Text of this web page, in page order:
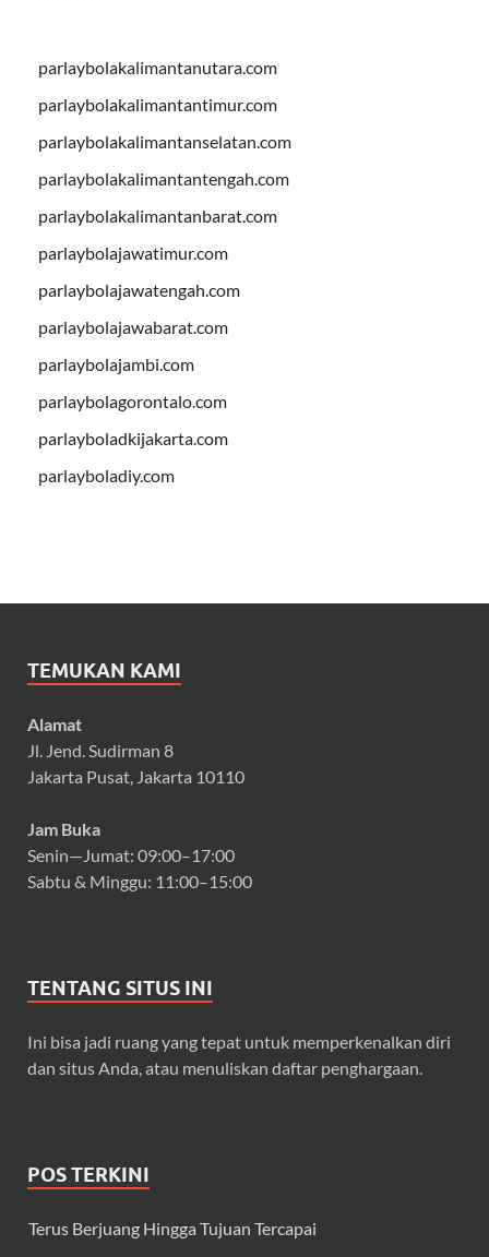
parlaybolakalimantanutara.com
parlaybolakalimantantimur.com
parlaybolakalimantanselatan.com
parlaybolakalimantantengah.com
parlaybolakalimantanbarat.com
parlaybolajawatimur.com
parlaybolajawatengah.com
parlaybolajawabarat.com
parlaybolajambi.com
parlaybolagorontalo.com
parlayboladkijakarta.com
parlayboladiy.com
TEMUKAN KAMI
Alamat
Jl. Jend. Sudirman 8
Jakarta Pusat, Jakarta 10110
Jam Buka
Senin—Jumat: 09:00–17:00
Sabtu & Minggu: 11:00–15:00
TENTANG SITUS INI
Ini bisa jadi ruang yang tepat untuk memperkenalkan diri
dan situs Anda, atau menuliskan daftar penghargaan.
POS TERKINI
Terus Berjuang Hingga Tujuan Tercapai